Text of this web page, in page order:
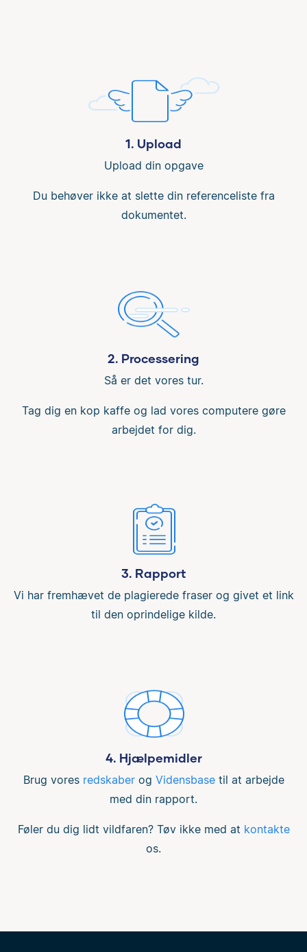
1. Upload
Upload din opgave
Du behøver ikke at slette din referenceliste fra
dokumentet.
2. Processering
Så er det vores tur.
Tag dig en kop kaffe og lad vores computere gøre
arbejdet for dig.
3. Rapport
Vi har fremhævet de plagierede fraser og givet et link
til den oprindelige kilde.
4. Hjælpemidler
Brug vores redskaberog Vidensbasetil at arbejde
med din rapport.
Føler du dig lidt vildfaren? Tøv ikke med at kontakte
os.